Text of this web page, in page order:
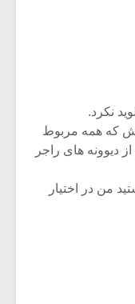
نکرد.
که همه مربوط
های راجر
من در اختیار